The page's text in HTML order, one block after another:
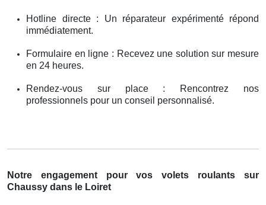
Hotline directe : Un réparateur expérimenté répond
immédiatement.
Formulaire en ligne : Recevez une solution sur mesure
en 24 heures.
Rendez-vous sur place : Rencontrez nos
professionnels pour un conseil personnalisé.
Notre engagement pour vos volets roulants sur
Chaussy dans le Loiret